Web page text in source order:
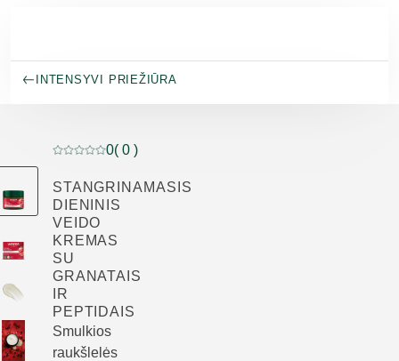
INTENSYVI PRIEŽIŪRA
Dabartinis įvertinimas: 0 iš 5 žvaigždučių įvertino 0
0( 0 )
STANGRINAMASIS
DIENINIS
VEIDO
KREMAS
SU
GRANATAIS
IR
PEPTIDAIS
Smulkios
raukšlelės